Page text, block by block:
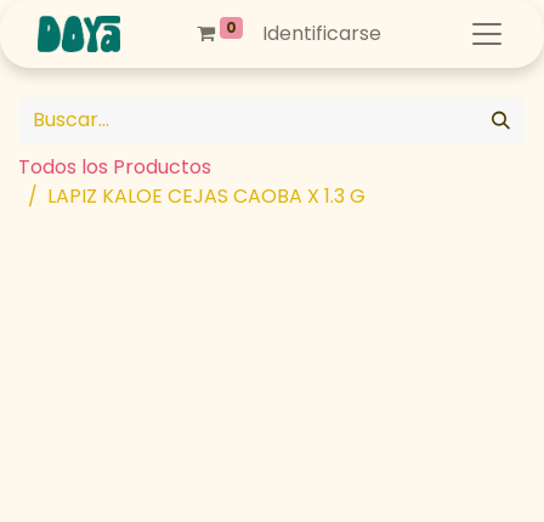
0 Identificarse
Todos los Productos
LAPIZ KALOE CEJAS CAOBA X 1.3 G